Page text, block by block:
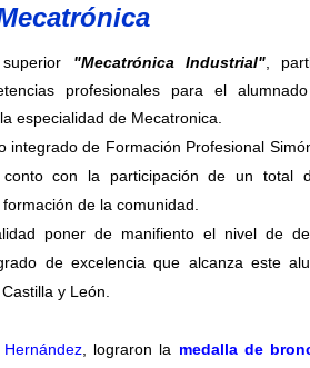
"Mecatrónica Industrial",
profesionales para el
especialidad de Mecatronica.
integrado de Formación Profesional
con la participación de un total
de la comunidad.
poner de manifiento el nivel de
de excelencia que alcanza este
y León.
, lograron la medalla de